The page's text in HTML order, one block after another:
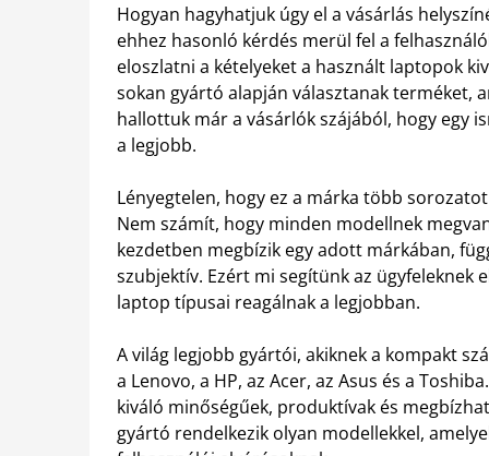
Hogyan hagyhatjuk úgy el a vásárlás
ehhez hasonló kérdés merül fel a
eloszlatni a kételyeket a használt laptopok
sokan gyártó alapján választanak terméket,
hallottuk már a vásárlók szájából, hogy egy
a legjobb.
Lényegtelen, hogy ez a márka több
Nem számít, hogy minden modellnek
kezdetben megbízik egy adott márkában,
szubjektív. Ezért mi segítünk az
laptop típusai reagálnak a legjobban.
A világ legjobb gyártói, akiknek a kompakt
a Lenovo, a HP, az Acer, az Asus és a
kiváló minőségűek, produktívak és
gyártó rendelkezik olyan modellekkel,